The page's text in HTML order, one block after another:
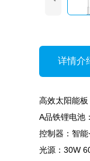
详情介
高效太阳能
A品铁锂电池
控制器：智
光源：30W